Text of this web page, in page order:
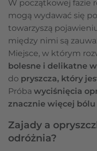
W początkowej fazie
mogą wydawać się
towarzyszą
między nimi są
Miejsce, w którym
bolesne i delikatne
do pryszcza, który
Próba wyciśnięcia
znacznie więcej bólu
Zajady a
odróżnia?